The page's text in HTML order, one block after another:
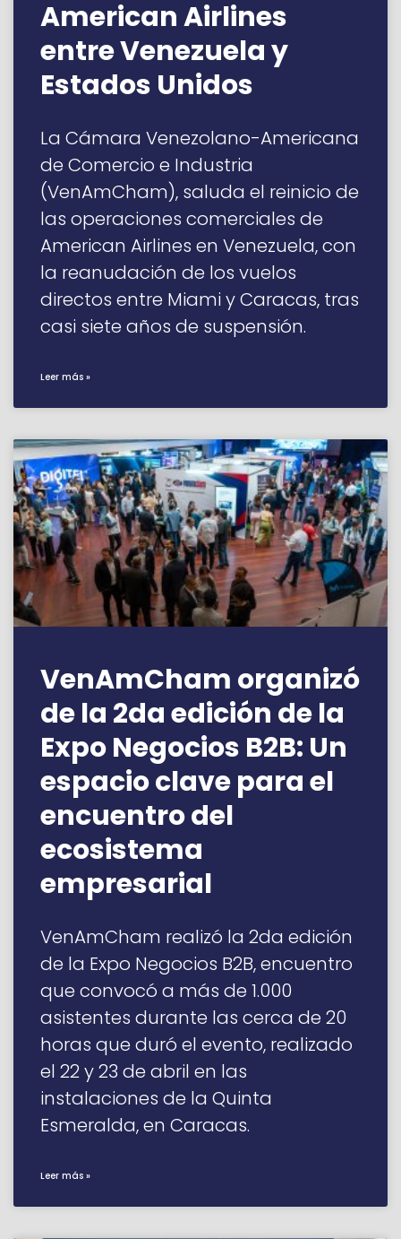
American Airlines
entre Venezuela y
Estados Unidos
La Cámara Venezolano-Americana
de Comercio e Industria
(VenAmCham), saluda el reinicio de
las operaciones comerciales de
American Airlines en Venezuela, con
la reanudación de los vuelos
directos entre Miami y Caracas, tras
casi siete años de suspensión.
Leer más »
VenAmCham organizó
de la 2da edición de la
Expo Negocios B2B: Un
espacio clave para el
encuentro del
ecosistema
empresarial
VenAmCham realizó la 2da edición
de la Expo Negocios B2B, encuentro
que convocó a más de 1.000
asistentes durante las cerca de 20
horas que duró el evento, realizado
el 22 y 23 de abril en las
instalaciones de la Quinta
Esmeralda, en Caracas.
Leer más »